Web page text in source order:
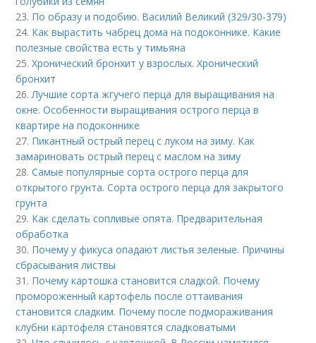
23. По образу и подобию. Василий Великий (329/30-379)
24. Как вырастить чабрец дома на подоконнике. Какие
полезные свойства есть у тимьяна
25.Хронический бронхит у взрослых. Хронический
бронхит
26.Лучшие сорта жгучего перца для выращивания на
окне. Особенности выращивания острого перца в
квартире на подоконнике
27. Пикантный острый перец с луком на зиму. Как
замариновать острый перец с маслом на зиму
28.Самые популярные сорта острого перца для
открытого грунта. Сорта острого перца для закрытого
грунта
29. Как сделать сопливые опята. Предварительная
обработка
30. Почему у фикуса опадают листья зеленые. Причины
сбрасывания листвы
31. Почему картошка становится сладкой. Почему
промороженный картофель после оттаивания
становится сладким. Почему после подмораживания
клубни картофеля становятся сладковатыми